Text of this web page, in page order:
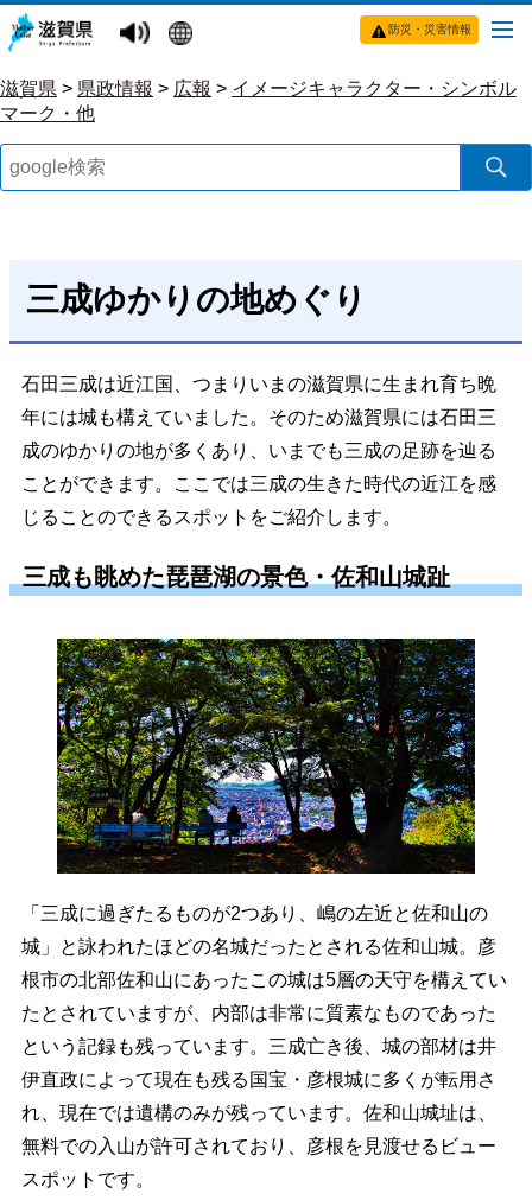
防災・災害情報
滋賀県 > 県政情報 > 広報 > イメージキャラクター・シンボル
マーク・他
三成ゆかりの地めぐり
石田三成は近江国、つまりいまの滋賀県に生まれ育ち晩
年には城も構えていました。そのため滋賀県には石田三
成のゆかりの地が多くあり、いまでも三成の足跡を辿る
ことができます。ここでは三成の生きた時代の近江を感
じることのできるスポットをご紹介します。
三成も眺めた琵琶湖の景色・佐和山城趾
「三成に過ぎたるものが2つあり、嶋の左近と佐和山の
城」と詠われたほどの名城だったとされる佐和山城。彦
根市の北部佐和山にあったこの城は5層の天守を構えてい
たとされていますが、内部は非常に質素なものであった
という記録も残っています。三成亡き後、城の部材は井
伊直政によって現在も残る国宝・彦根城に多くが転用さ
れ、現在では遺構のみが残っています。佐和山城址は、
無料での入山が許可されており、彦根を見渡せるビュー
スポットです。